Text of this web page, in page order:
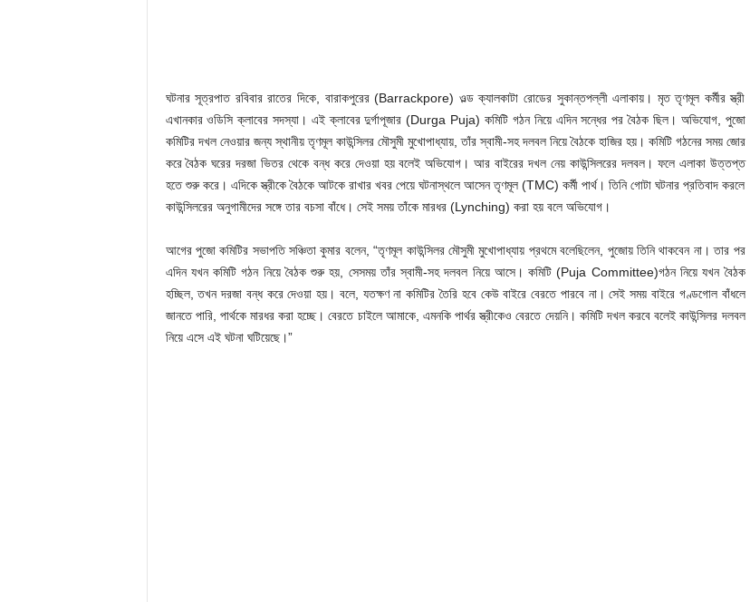
ঘটনার সূত্রপাত রবিবার রাতের দিকে, বারাকপুরের (Barrackpore) ওল্ড ক্যালকাটা রোডের সুকান্তপল্লী এলাকায়। মৃত তৃণমূল কর্মীর স্ত্রী
এখানকার ওডিসি ক্লাবের সদস্যা। এই ক্লাবের দুর্গাপূজার (Durga Puja) কমিটি গঠন নিয়ে এদিন সন্ধের পর বৈঠক ছিল। অভিযোগ, পুজো
কমিটির দখল নেওয়ার জন্য স্থানীয় তৃণমূল কাউন্সিলর মৌসুমী মুখোপাধ্যায়, তাঁর স্বামী-সহ দলবল নিয়ে বৈঠকে হাজির হয়। কমিটি গঠনের সময় জোর
করে বৈঠক ঘরের দরজা ভিতর থেকে বন্ধ করে দেওয়া হয় বলেই অভিযোগ। আর বাইরের দখল নেয় কাউন্সিলরের দলবল। ফলে এলাকা উত্তপ্ত
হতে শুরু করে। এদিকে স্ত্রীকে বৈঠকে আটকে রাখার খবর পেয়ে ঘটনাস্থলে আসেন তৃণমূল (TMC) কর্মী পার্থ। তিনি গোটা ঘটনার প্রতিবাদ করলে
কাউন্সিলরের অনুগামীদের সঙ্গে তার বচসা বাঁধে। সেই সময় তাঁকে মারধর (Lynching) করা হয় বলে অভিযোগ।
আগের পুজো কমিটির সভাপতি সঞ্চিতা কুমার বলেন, “তৃণমূল কাউন্সিলর মৌসুমী মুখোপাধ্যায় প্রথমে বলেছিলেন, পুজোয় তিনি থাকবেন না। তার পর
এদিন যখন কমিটি গঠন নিয়ে বৈঠক শুরু হয়, সেসময় তাঁর স্বামী-সহ দলবল নিয়ে আসে। কমিটি (Puja Committee)গঠন নিয়ে যখন বৈঠক
হচ্ছিল, তখন দরজা বন্ধ করে দেওয়া হয়। বলে, যতক্ষণ না কমিটির তৈরি হবে কেউ বাইরে বেরতে পারবে না। সেই সময় বাইরে গণ্ডগোল বাঁধলে
জানতে পারি, পার্থকে মারধর করা হচ্ছে। বেরতে চাইলে আমাকে, এমনকি পার্থর স্ত্রীকেও বেরতে দেয়নি। কমিটি দখল করবে বলেই কাউন্সিলর দলবল
নিয়ে এসে এই ঘটনা ঘটিয়েছে।”